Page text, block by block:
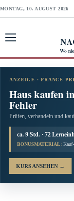
MONTAG, 10. AUGUST 2026
Wo
ANZEIGE · FRANCE
Haus kaufen
Fehler
Prüfen, verhandeln und
ca. 9 Std. · 72
BONUSMATERIAL:
KURS ANSEHEN →